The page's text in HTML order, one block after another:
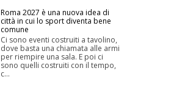
Roma 2027 è una nuova idea di
città in cui lo sport diventa bene
comune
Ci sono eventi costruiti a tavolino,
dove basta una chiamata alle armi
per riempire una sala. E poi ci
sono quelli costruiti con il tempo,
c...